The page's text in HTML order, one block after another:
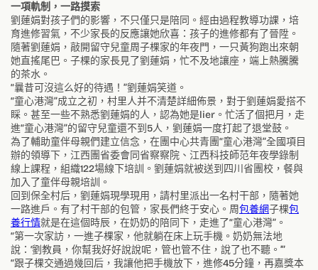
一項軌制，一路摸索
劉蓮娟對孩子們的影響，不只僅只是陪同。經由過程教導功課，培
育進修習氣，不少家長的反應讓她欣喜：孩子的進修都有了晉陞。
隨著劉蓮娟，敲開留守兒童周子棵家的年夜門，一只黃狗跑出來朝
她直搖尾巴。子棵的家長見了劉蓮娟，忙不及地讓座，端上熱騰騰
的茶水。
“曩昔可沒這么好的待遇！”劉蓮娟笑道。
“童心港灣”成立之初，村里人并不清楚詳細佈景，對于劉蓮娟愛搭不
睬。甚至一些不熟悉劉蓮娟的人，認為她是lier。忙活了個把月，走
進“童心港灣”的留守兒童還不到5人，劉蓮娟一度打起了退堂鼓。
為了輔助童伴母親們建立信念，在團中心共青團“童心港灣”全國項目
辦的領導下，江西團省委會同省察察院、江西科技師范年夜學錄制
線上課程，組織122場線下培訓。劉蓮娟就被送到四川省團校，餐與
加入了童伴母親培訓。
回到保全村后，劉蓮娟現學現用，請村里派出一名村干部，隨著她
一路進戶。有了村干部的包管，家長們終于安心。周包養網子棵包
養行情就是在這個時辰，在奶奶的陪同下，走進了“童心港灣”。
“第一次家訪，一進子棵家，他就躺在床上玩手機。奶奶無法地
說：‘劉教員，你幫我好好說說呢，管也管不住，說了也不聽。’”
“跟子棵交通過幾回后，我讓他把手機放下，進修45分鐘，再嘉獎本